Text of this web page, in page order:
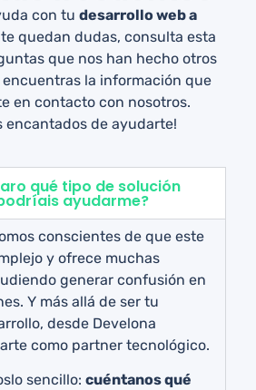
con tu desarrollo web a
quedan dudas, consulta esta
que nos han hecho otros
encuentras la información que
en contacto con nosotros.
encantados de ayudarte!
qué tipo de solución
ayudarme?
conscientes de que este
y ofrece muchas
generar confusión en
Y más allá de ser tu
desde Develona
como partner tecnológico.
sencillo:cuéntanos qué